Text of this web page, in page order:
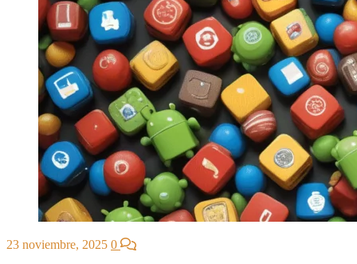
23 noviembre, 2025 0